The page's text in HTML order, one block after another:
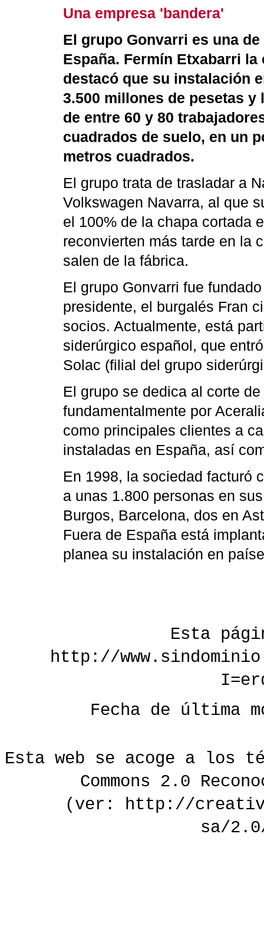
Una empresa 'bandera'
El grupo Gonvarri es una
España. Fermín Etxabarri
destacó que su instalación
3.500 millones de pesetas
de entre 60 y 80
cuadrados de suelo, en un
metros cuadrados.
El grupo trata de trasladar a
Volkswagen Navarra, al que
el 100% de la chapa cortada
reconvierten más tarde en la
salen de la fábrica.
El grupo Gonvarri fue
presidente, el burgalés Fran
socios. Actualmente, está
siderúrgico español, que
Solac (filial del grupo
El grupo se dedica al corte
fundamentalmente por
como principales clientes a
instaladas en España, así
En 1998, la sociedad facturó
a unas 1.800 personas en
Burgos, Barcelona, dos en
Fuera de España está
planea su instalación en
Esta
http://
Fecha de última
Esta web se acoge a los
Commons 2.0
(ver: http://
sa/